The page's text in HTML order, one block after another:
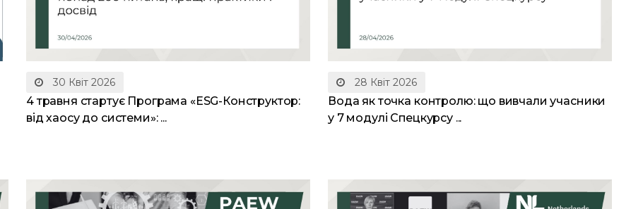
30 Квіт 2026
4 травня стартує Програма «ESG-Конструктор:
від хаосу до системи»: ...
28 Квіт 2026
Вода як точка контролю: що вивчали учасники
у 7 модулі Спецкурсу ...